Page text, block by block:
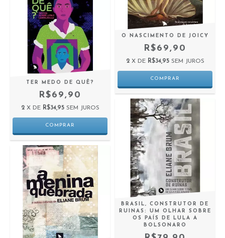
TER MEDO DE QUÊ?
R$69,90
2 X DE R$34,95 SEM JUROS
O NASCIMENTO DE JOICY
R$69,90
2 X DE R$34,95 SEM JUROS
BRASIL, CONSTRUTOR DE
RUINAS: UM OLHAR SOBRE
OS PAÍS DE LULA A
BOLSONARO